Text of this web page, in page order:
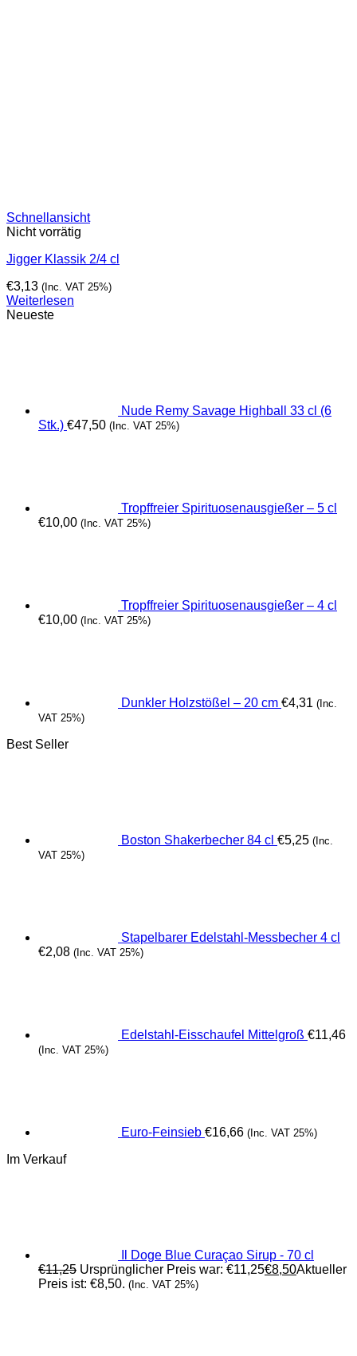
Schnellansicht
Nicht vorrätig
Jigger Klassik 2/4 cl
€3,13 (Inc. VAT 25%)
Weiterlesen
Neueste
Nude Remy Savage Highball 33 cl (6
Stk.) €47,50 (Inc. VAT 25%)
Tropffreier Spirituosenausgießer – 5 cl
€10,00 (Inc. VAT 25%)
Tropffreier Spirituosenausgießer – 4 cl
€10,00 (Inc. VAT 25%)
Dunkler Holzstößel – 20 cm €4,31 (Inc.
VAT 25%)
Best Seller
Boston Shakerbecher 84 cl €5,25 (Inc.
VAT 25%)
Stapelbarer Edelstahl-Messbecher 4 cl
€2,08 (Inc. VAT 25%)
Edelstahl-Eisschaufel Mittelgroß €11,46
(Inc. VAT 25%)
Euro-Feinsieb €16,66 (Inc. VAT 25%)
Im Verkauf
Il Doge Blue Curaçao Sirup - 70 cl
€11,25 Ursprünglicher Preis war: €11,25€8,50Aktueller
Preis ist: €8,50. (Inc. VAT 25%)